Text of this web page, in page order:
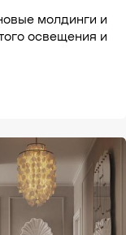
молдинги и
освещения и